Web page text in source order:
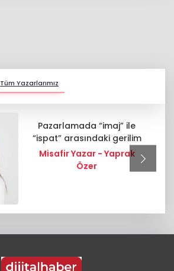
Tüm Yazarlarımız
Pazarlamada “imaj” ile
“ispat” arasındaki gerilim
Misafir Yazar - Yaprak
Özer